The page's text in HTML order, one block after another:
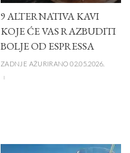
9 ALTERNATIVA KAVI
KOJE ĆE VAS RAZBUDITI
BOLJE OD ESPRESSA
ZADNJE AŽURIRANO 02.05.2026.